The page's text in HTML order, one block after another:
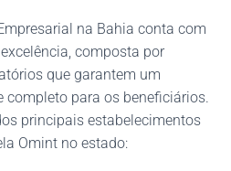
na Bahia conta com
composta por
que garantem um
para os beneficiários.
principais estabelecimentos
Omint no estado: